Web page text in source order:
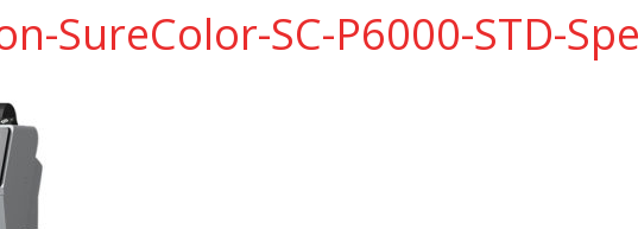
SureColor-SC-P6000-STD-